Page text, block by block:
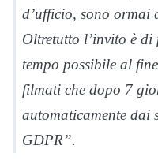
d’ufficio, sono ormai
Oltretutto l’invito è di
tempo possibile al
filmati che dopo 7
automaticamente dai
GDPR”.